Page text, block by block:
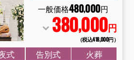
一般価格480,000円
380,000円
（税込418,000円）
式 告別式 火葬